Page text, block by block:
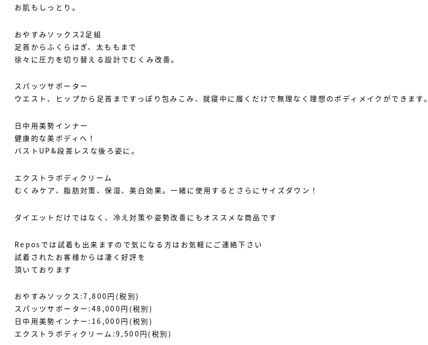
お肌もしっとり。
おやすみソックス2足組
足首からふくらはぎ、太ももまで
徐々に圧力を切り替える設計でむくみ改善。
スパッツサポーター
ウエスト、ヒップから足首まですっぽり包みこみ、就寝中に履くだけで無理なく理想のボディメイクができます。
日中用美勢インナー
健康的な美ボディへ！
バストUP&段差レスな後ろ姿に。
エクストラボディクリーム
むくみケア、脂肪対策、保湿、美白効果。一緒に使用するとさらにサイズダウン！
ダイエットだけではなく、冷え対策や姿勢改善にもオススメな商品です
Reposでは試着も出来ますので気になる方はお気軽にご連絡下さい
試着されたお客様からは凄く好評を
頂いております️
おやすみソックス:7,800円(税別)
スパッツサポーター:48,000円(税別)
日中用美勢インナー:16,000円(税別)
エクストラボディクリーム:9,500円(税別)